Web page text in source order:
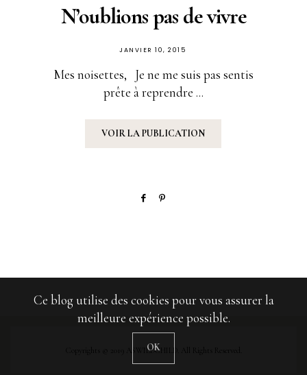
N’oublions pas de vivre
PUBLIÉ
JANVIER 10, 2015
Mes noisettes, Je ne me suis pas sentis
prête à reprendre ...
VOIR LA PUBLICATION
Copyrights © 2019 ASWILDCHILD. All Rights Reserved.
Ce blog utilise des cookies pour vous assurer la
meilleure expérience possible.
OK